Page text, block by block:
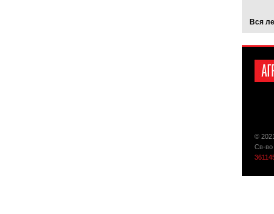
Вся
©
Св-во